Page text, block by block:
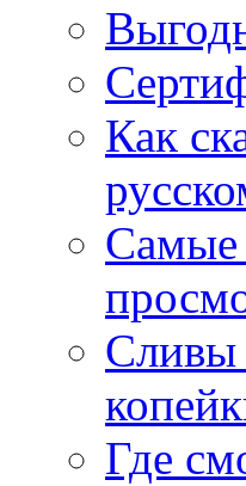
Как
Самые
Сливы
Где